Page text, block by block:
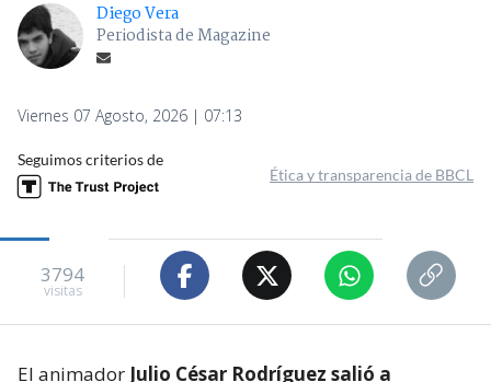
Diego Vera
Periodista de Magazine
Viernes 07 Agosto, 2026 | 07:13
Seguimos criterios de
Ética y transparencia de BBCL
3794
visitas
El animador Julio César Rodríguez salió a